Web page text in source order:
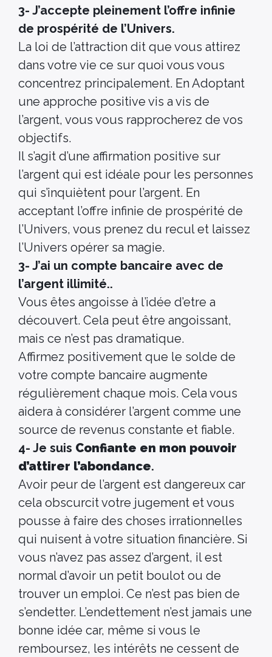
3- J’accepte pleinement l’offre infinie
de prospérité de l’Univers.
La loi de l’attraction dit que vous attirez
dans votre vie ce sur quoi vous vous
concentrez principalement. En Adoptant
une approche positive vis a vis de
l’argent, vous vous rapprocherez de vos
objectifs.
Il s’agit d’une affirmation positive sur
l’argent qui est idéale pour les personnes
qui s’inquiètent pour l’argent. En
acceptant l’offre infinie de prospérité de
l’Univers, vous prenez du recul et laissez
l’Univers opérer sa magie.
3- J’ai un compte bancaire avec de
l’argent illimité..
Vous êtes angoisse à l’idée d’etre a
découvert. Cela peut être angoissant,
mais ce n’est pas dramatique.
Affirmez positivement que le solde de
votre compte bancaire augmente
régulièrement chaque mois. Cela vous
aidera à considérer l’argent comme une
source de revenus constante et fiable.
4- Je suis Confiante en mon pouvoir
d’attirer l’abondance.
Avoir peur de l’argent est dangereux car
cela obscurcit votre jugement et vous
pousse à faire des choses irrationnelles
qui nuisent à votre situation financière. Si
vous n’avez pas assez d’argent, il est
normal d’avoir un petit boulot ou de
trouver un emploi. Ce n’est pas bien de
s’endetter. L’endettement n’est jamais une
bonne idée car, même si vous le
remboursez, les intérêts ne cessent de